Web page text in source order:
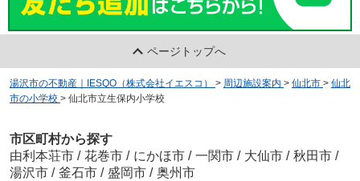
ページトップへ
湯沢市の不動産｜IESQO（株式会社イエスコ） > 周辺施設案内 > 仙北市 > 仙北
市の小学校 > 仙北市立生保内小学校
市区町村から探す
由利本荘市 / 花巻市 / にかほ市 / 一関市 / 大仙市 / 秋田市 /
湯沢市 / 釜石市 / 盛岡市 / 奥州市